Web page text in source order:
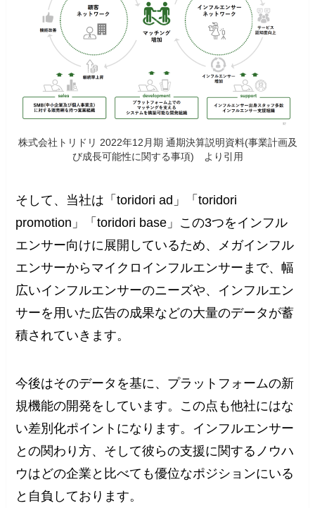
株式会社トリドリ 2022年12月期 通期決算説明資料(事業計画及
び成長可能性に関する事項) より引用
そして、当社は「toridori ad」「toridori
promotion」「toridori base」この3つをインフル
エンサー向けに展開しているため、メガインフル
エンサーからマイクロインフルエンサーまで、幅
広いインフルエンサーのニーズや、インフルエン
サーを用いた広告の成果などの大量のデータが蓄
積されていきます。
今後はそのデータを基に、プラットフォームの新
規機能の開発をしています。この点も他社にはな
い差別化ポイントになります。インフルエンサー
との関わり方、そして彼らの支援に関するノウハ
ウはどの企業と比べても優位なポジションにいる
と自負しております。